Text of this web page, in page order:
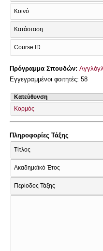
Κοινό
Κατάσταση
Course ID
Πρόγραμμα Σπουδών:
Εγγεγραμμένοι φοιτητές: 58
Κατεύθυνση
Κορμός
Πληροφορίες Τάξης
Τίτλος
Ακαδημαϊκό Έτος
Περίοδος Τάξης